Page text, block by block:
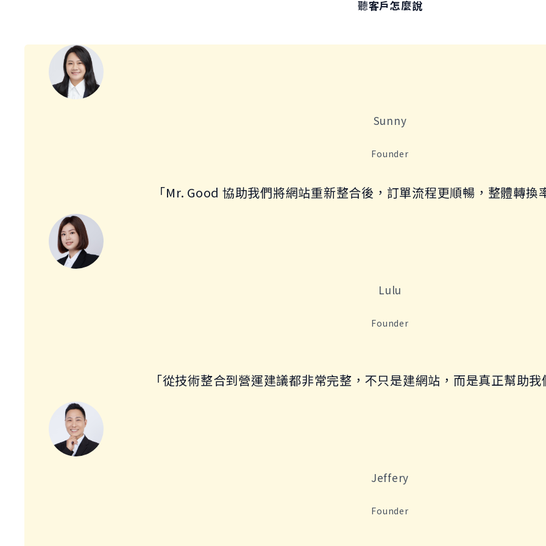
聽客戶怎麼說
來自實際合作客戶的回饋，了解 Mr. Good 如何協助企業提升網站與電商
Sunny
Founder
「Mr. Good 協助我們將網站重新整合後，訂單流程更順暢，整體轉換
Lulu
Founder
「從技術整合到營運建議都非常完整，不只是建網站，而是真正幫助我
Jeffery
Founder